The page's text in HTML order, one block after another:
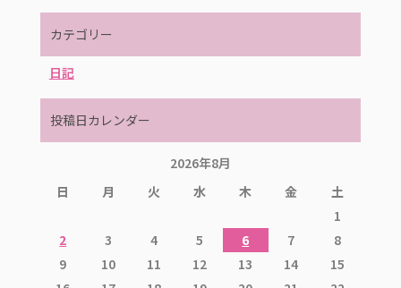
カテゴリー
日記
投稿日カレンダー
2026年8月
日
月 火 水 木 金 土
1
2
3 4 5 6 7
8
9
10 11 12 13 14
15